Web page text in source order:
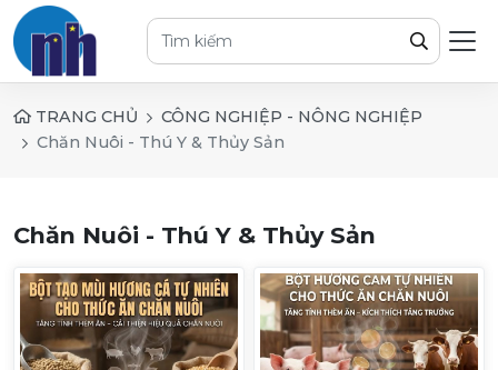
TRANG CHỦ
CÔNG NGHIỆP - NÔNG NGHIỆP
Chăn Nuôi - Thú Y & Thủy Sản
Chăn Nuôi - Thú Y & Thủy Sản